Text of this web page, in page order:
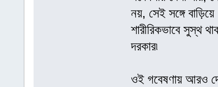
নয়, সেই সঙ্গে
শারীরিকভাবে সুস্থ
দরকার৷
ওই গবেষণায় আরও